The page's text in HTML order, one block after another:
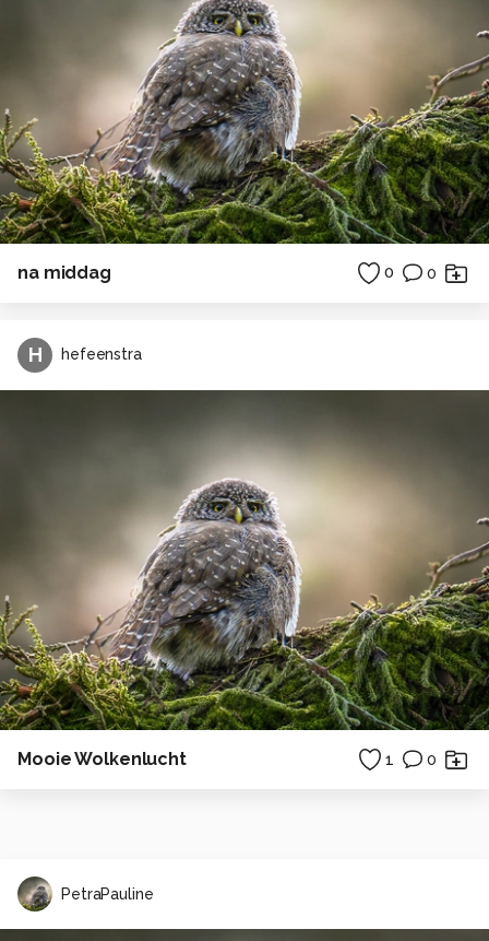
na middag 0 0
H hefeenstra
Mooie Wolkenlucht 1 0
PetraPauline